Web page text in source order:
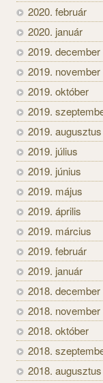
2020. február
2020. január
2019. december
2019. november
2019. október
2019.
2019. augusztus
2019. július
2019. június
2019. május
2019. április
2019. március
2019. február
2019. január
2018. december
2018. november
2018. október
2018.
2018. augusztus